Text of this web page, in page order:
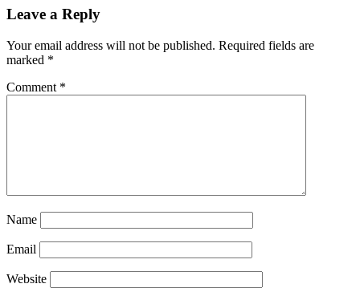
Leave a Reply
Your email address will not be published. Required fields are
marked *
Comment *
Name
Email
Website